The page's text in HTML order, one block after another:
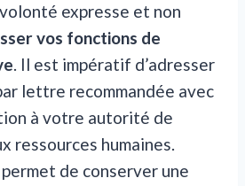
expresse et non
vos fonctions de
. Il est impératif d’adresser
lettre recommandée avec
à votre autorité de
ressources humaines.
de conserver une